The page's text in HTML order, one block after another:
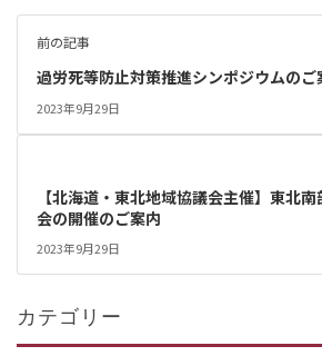
前の記事
過労死等防止対策推進シンポジウムのご
2023年9月29日
【北海道・東北地域協議会主催】東北
会の開催のご案内
2023年9月29日
カテゴリー